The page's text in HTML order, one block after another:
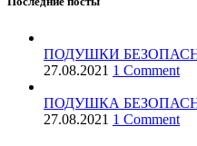
ПОДУШКИ
27.08.2021 1 Comment
ПОДУШКА
27.08.2021 1 Comment